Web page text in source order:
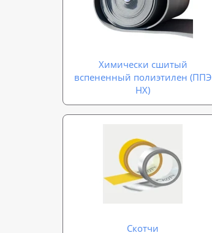
Химически сшитый
вспененный полиэтилен (ППЭ
НХ)
Скотчи